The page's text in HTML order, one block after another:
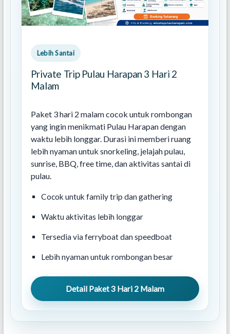
Lebih Santai
Private Trip Pulau Harapan 3 Hari 2
Malam
Paket 3 hari 2 malam cocok untuk rombongan
yang ingin menikmati Pulau Harapan dengan
waktu lebih longgar. Durasi ini memberi ruang
lebih nyaman untuk snorkeling, jelajah pulau,
sunrise, BBQ, free time, dan aktivitas santai di
pulau.
Cocok untuk family trip dan gathering
Waktu aktivitas lebih longgar
Tersedia via ferryboat dan speedboat
Lebih nyaman untuk rombongan besar
Detail Paket 3 Hari 2 Malam